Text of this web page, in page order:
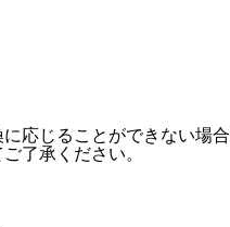
応じることができない場合
了承ください。